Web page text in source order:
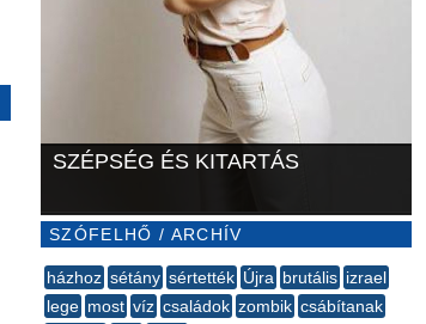
SZÉPSÉG ÉS KITARTÁS
SZÓFELHŐ / ARCHÍV
házhoz sétány sértették Újra brutális izrael
lege most víz családok zombik csábítanak